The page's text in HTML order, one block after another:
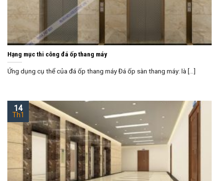
Hạng mục thi công đá ốp thang máy
Ứng dụng cụ thể của đá ốp thang máy Đá ốp sàn thang máy: là [...]
14
Th1